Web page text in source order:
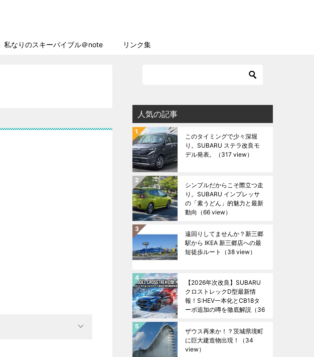
私なりのスキーバイブル＠note リンク集
人気の記事
このタイミングで少々深堀
り。SUBARU ステラ改良モ
デル発表。
（317 view）
シンプルだからこそ際立つ走
り。SUBARU インプレッサ
の「素うどん」的魅力と最新
動向 （66 view）
遠回りしてませんか？新三郷
駅から IKEA 新三郷店への最
短徒歩ルート
（38 view）
【2026年次改良】SUBARU
クロストレックD型最新情
報！S:HEV一本化とCB18タ
ーボ追加の噂を徹底解説 （36
ザウス再来か！？茨城県境町
に巨大建造物出現！
（34
view）